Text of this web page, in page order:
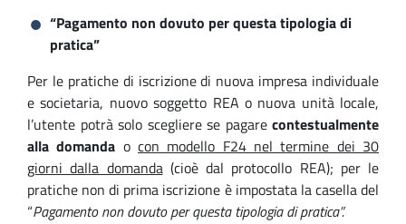
“Pagamento non dovuto per questa tipologia di
pratica”
Per le pratiche di iscrizione di nuova impresa individuale
e societaria, nuovo soggetto REA o nuova unità locale,
l’utente potrà solo scegliere se pagare contestualmente
alla domanda ocon modello F24 nel termine dei 30
giorni dalla domanda(cioè dal protocollo REA); per le
pratiche non di prima iscrizione è impostata la casella del
“Pagamento non dovuto per questa tipologia di pratica”.